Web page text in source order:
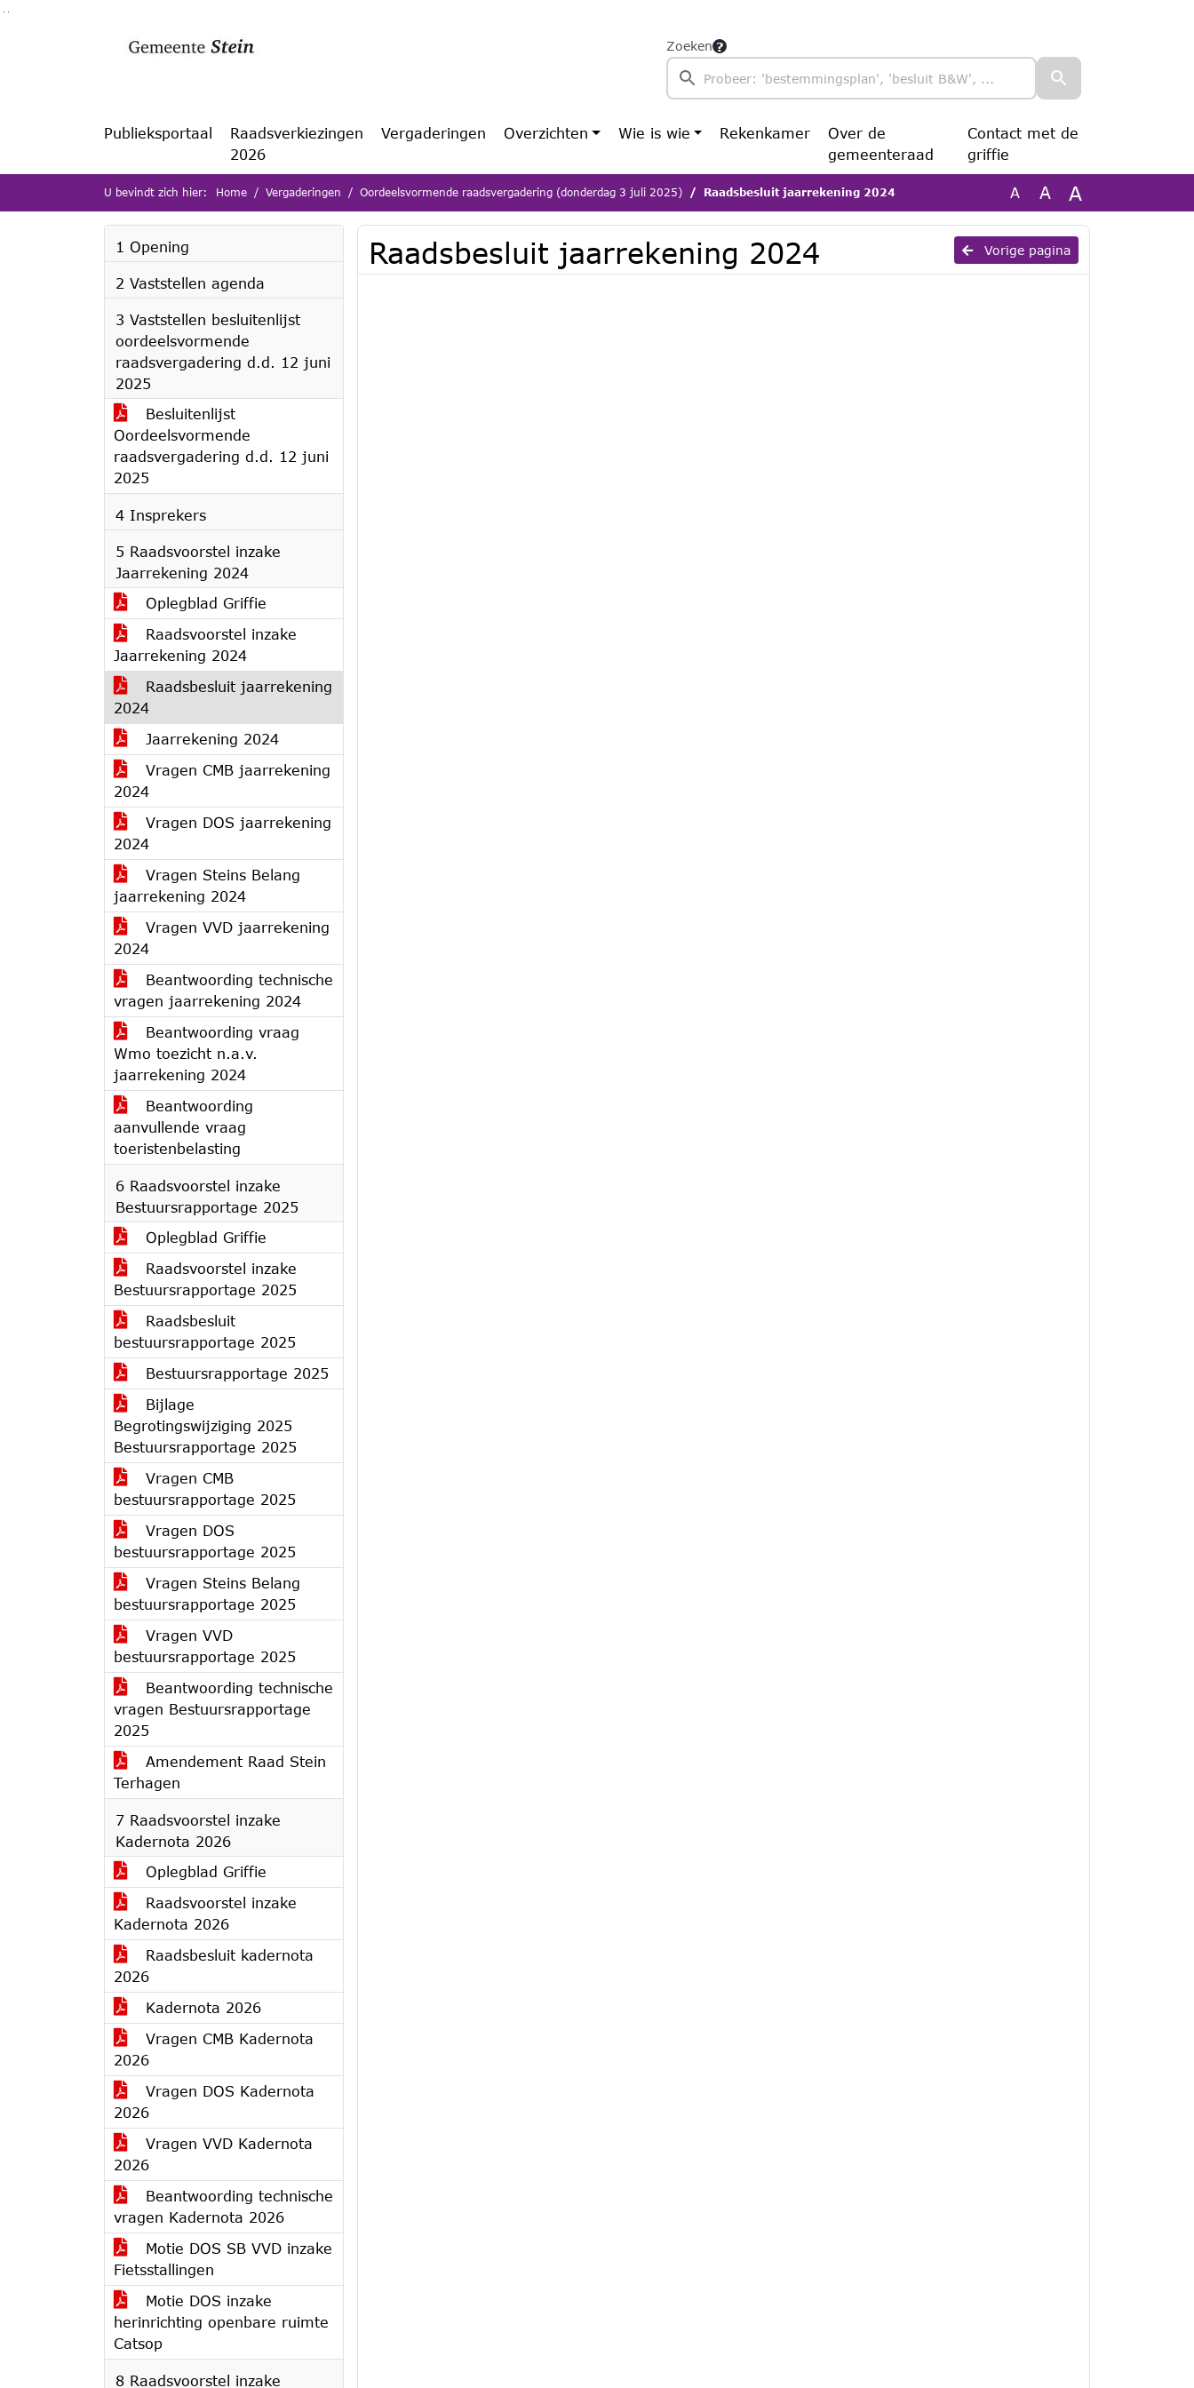
Zoeken
Publieksportaal
Raadsverkiezingen
2026
Vergaderingen Overzichten Wie is wie Rekenkamer
Over de
gemeenteraad
Contact met de
griffie
U bevindt zich hier: Home Vergaderingen Oordeelsvormende raadsvergadering (donderdag 3 juli 2025) Raadsbesluit jaarrekening 2024 A A A
1 Opening
2 Vaststellen agenda
3 Vaststellen besluitenlijst
oordeelsvormende
raadsvergadering d.d. 12 juni
2025
Besluitenlijst
Oordeelsvormende
raadsvergadering d.d. 12 juni
2025
4 Insprekers
5 Raadsvoorstel inzake
Jaarrekening 2024
Oplegblad Griffie
Raadsvoorstel inzake
Jaarrekening 2024
Raadsbesluit jaarrekening
2024
Jaarrekening 2024
Vragen CMB jaarrekening
2024
Vragen DOS jaarrekening
2024
Vragen Steins Belang
jaarrekening 2024
Vragen VVD jaarrekening
2024
Beantwoording technische
vragen jaarrekening 2024
Beantwoording vraag
Wmo toezicht n.a.v.
jaarrekening 2024
Beantwoording
aanvullende vraag
toeristenbelasting
6 Raadsvoorstel inzake
Bestuursrapportage 2025
Oplegblad Griffie
Raadsvoorstel inzake
Bestuursrapportage 2025
Raadsbesluit
bestuursrapportage 2025
Bestuursrapportage 2025
Bijlage
Begrotingswijziging 2025
Bestuursrapportage 2025
Vragen CMB
bestuursrapportage 2025
Vragen DOS
bestuursrapportage 2025
Vragen Steins Belang
bestuursrapportage 2025
Vragen VVD
bestuursrapportage 2025
Beantwoording technische
vragen Bestuursrapportage
2025
Amendement Raad Stein
Terhagen
7 Raadsvoorstel inzake
Kadernota 2026
Oplegblad Griffie
Raadsvoorstel inzake
Kadernota 2026
Raadsbesluit kadernota
2026
Kadernota 2026
Vragen CMB Kadernota
2026
Vragen DOS Kadernota
2026
Vragen VVD Kadernota
2026
Beantwoording technische
vragen Kadernota 2026
Motie DOS SB VVD inzake
Fietsstallingen
Motie DOS inzake
herinrichting openbare ruimte
Catsop
8 Raadsvoorstel inzake
Vorige pagina
Raadsbesluit jaarrekening 2024